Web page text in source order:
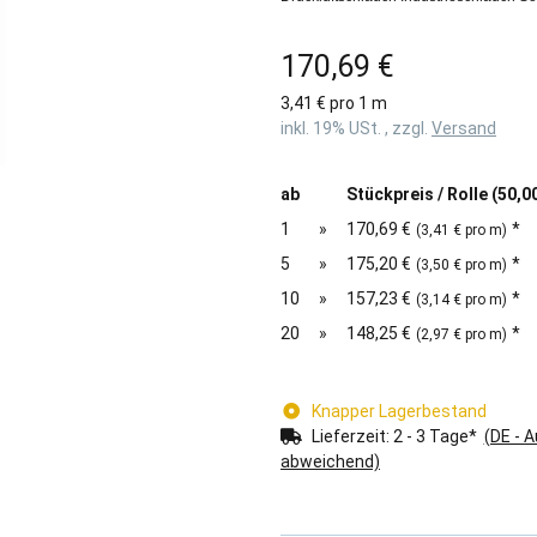
170,69 €
3,41 € pro 1 m
inkl. 19% USt. , zzgl. Versand
ab
Stückpreis / Rolle
1
» 170,69 € (3,41 € pro m) *
5
» 175,20 € (3,50 € pro m) *
10
» 157,23 € (3,14 € pro m) *
20
» 148,25 € (2,97 € pro m) *
Knapper Lagerbestand
Lieferzeit: 2 - 3 Tage* (DE -
abweichend)